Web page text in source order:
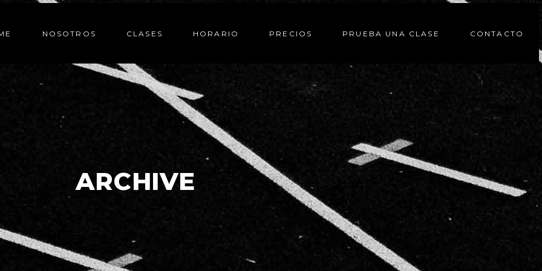
NOSOTROS CLASES HORARIO PRECIOS PRUEBA UNA CLASE CONTACTO
ARCHIVE